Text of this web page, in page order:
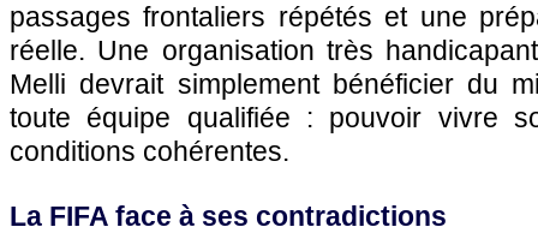
passages frontaliers répétés et une
réelle. Une organisation très
Melli devrait simplement bénéficier du
toute équipe qualifiée : pouvoir vivre
conditions cohérentes.
La FIFA face à ses contradictions